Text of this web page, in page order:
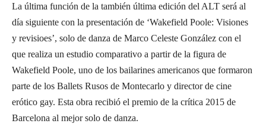
La última función de la también última edición del ALT será al
día siguiente con la presentación de ‘Wakefield Poole: Visiones
y revisioes’, solo de danza de Marco Celeste González con el
que realiza un estudio comparativo a partir de la figura de
Wakefield Poole, uno de los bailarines americanos que formaron
parte de los Ballets Rusos de Montecarlo y director de cine
erótico gay. Esta obra recibió el premio de la crítica 2015 de
Barcelona al mejor solo de danza.